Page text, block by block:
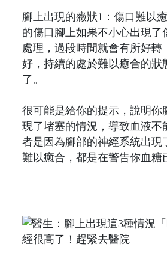
腳上出現的癥狀1：傷口難以
的傷口腳上如果不小心出現了
處理，過段時間就會有所好轉
好，持續的處於難以癒合的狀
了。
很可能是給你的提示，說明你
現了堵塞的情況，導致血液不
者是因為腳部的神經系統出現
難以癒合，都是在警告你血糖